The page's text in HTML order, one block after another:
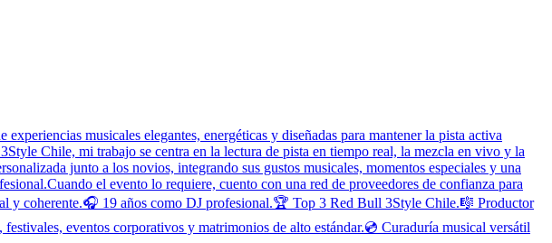
musicales elegantes, energéticas y diseñadas para mantener la pista activa
Chile, mi trabajo se centra en la lectura de pista en tiempo real, la mezcla en vivo y la
junto a los novios, integrando sus gustos musicales, momentos especiales y una
el evento lo requiere, cuento con una red de proveedores de confianza para
y coherente.🎧 19 años como DJ profesional.🏆 Top 3 Red Bull 3Style Chile.🎼 Productor
eventos corporativos y matrimonios de alto estándar.💿 Curaduría musical versátil